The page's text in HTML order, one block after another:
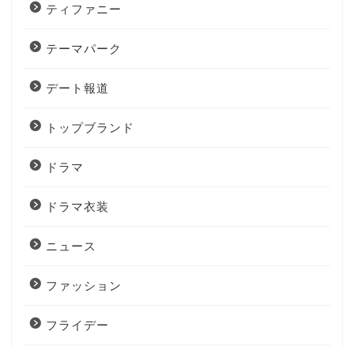
ティファニー
テーマパーク
デート報道
トップブランド
ドラマ
ドラマ衣装
ニュース
ファッション
フライデー